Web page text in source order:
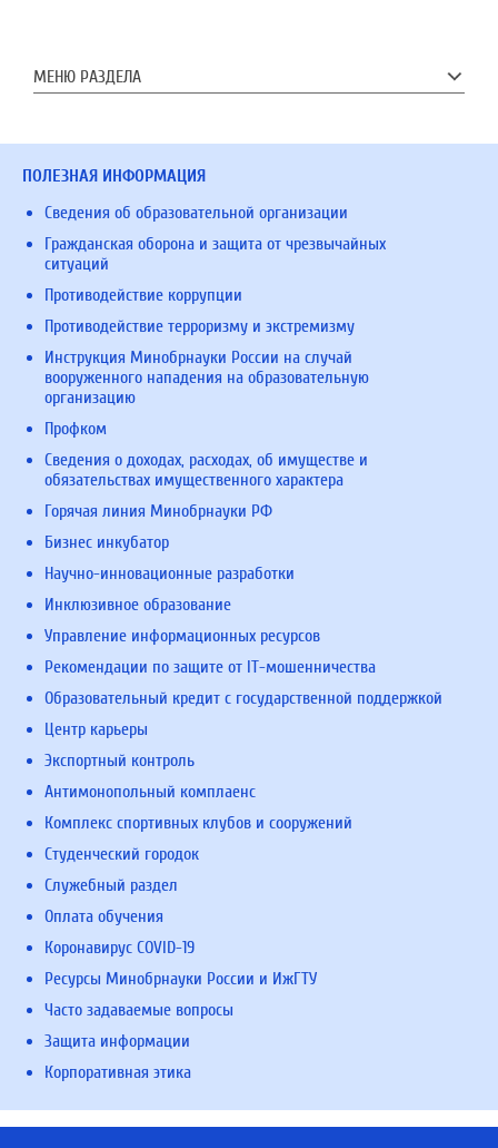
МЕНЮ РАЗДЕЛА
ПОЛЕЗНАЯ ИНФОРМАЦИЯ
Сведения об образовательной организации
Гражданская оборона и защита от чрезвычайных
ситуаций
Противодействие коррупции
Противодействие терроризму и экстремизму
Инструкция Минобрнауки России на случай
вооруженного нападения на образовательную
организацию
Профком
Сведения о доходах, расходах, об имуществе и
обязательствах имущественного характера
Горячая линия Минобрнауки РФ
Бизнес инкубатор
Научно-инновационные разработки
Инклюзивное образование
Управление информационных ресурсов
Рекомендации по защите от IT-мошенничества
Образовательный кредит с государственной поддержкой
Центр карьеры
Экспортный контроль
Антимонопольный комплаенс
Комплекс спортивных клубов и сооружений
Студенческий городок
Служебный раздел
Оплата обучения
Коронавирус COVID-19
Ресурсы Минобрнауки России и ИжГТУ
Часто задаваемые вопросы
Защита информации
Корпоративная этика